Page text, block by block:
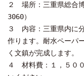
２ 場所：三重県総合
3060）
３ 内容：三重県内に
作ります。耐水ペーパ
く文鎮が完成します。
４ 材料費：１，５０